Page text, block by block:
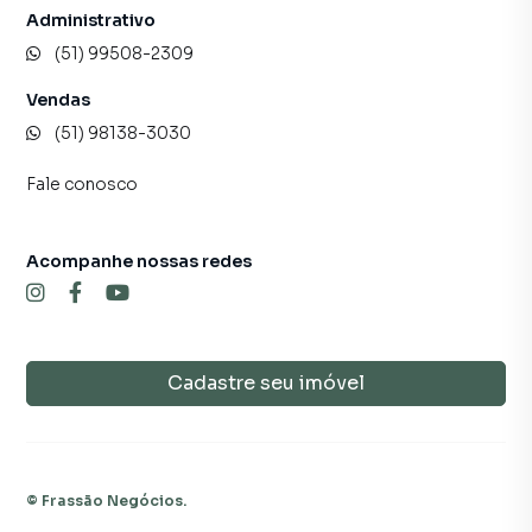
Terreno para Venda em região valorizada do bairro
ou deseja mais informações sobre Terreno em Sapiranga?
Entre em contato com nossa equipe pelo telefone (51)
e barracões para venda ou locação, além de
empreendimentos em construção ou lançamentos na
imóvel que mais combina com seu estilo de vida.
consegue comprar ou alugar um imóvel em Sapiranga
Administrativo
(51) 99508-2309
Vendas
(51) 98138-3030
Fale conosco
Cadastre seu imóvel
Acompanhe nossas redes
© Frassão Negócios.